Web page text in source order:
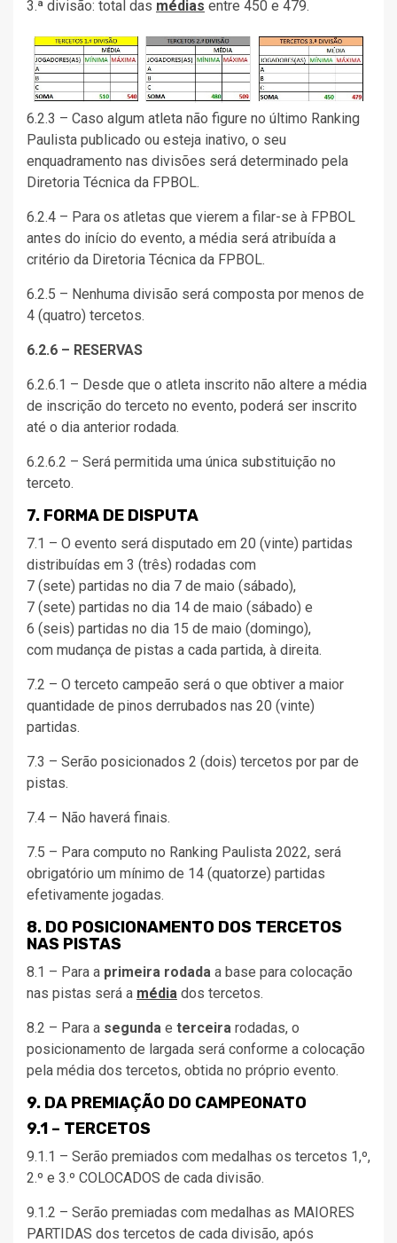
3.ª divisão: total das médias entre 450 e 479.
6.2.3 – Caso algum atleta não figure no último Ranking
Paulista publicado ou esteja inativo, o seu
enquadramento nas divisões será determinado pela
Diretoria Técnica da FPBOL.
6.2.4 – Para os atletas que vierem a filar-se à FPBOL
antes do início do evento, a média será atribuída a
critério da Diretoria Técnica da FPBOL.
6.2.5 – Nenhuma divisão será composta por menos de
4 (quatro) tercetos.
6.2.6 – RESERVAS
6.2.6.1 – Desde que o atleta inscrito não altere a média
de inscrição do terceto no evento, poderá ser inscrito
até o dia anterior rodada.
6.2.6.2 – Será permitida uma única substituição no
terceto.
7. FORMA DE DISPUTA
7.1 – O evento será disputado em 20 (vinte) partidas
distribuídas em 3 (três) rodadas com
7 (sete) partidas no dia 7 de maio (sábado),
7 (sete) partidas no dia 14 de maio (sábado) e
6 (seis) partidas no dia 15 de maio (domingo),
com mudança de pistas a cada partida, à direita.
7.2 – O terceto campeão será o que obtiver a maior
quantidade de pinos derrubados nas 20 (vinte)
partidas.
7.3 – Serão posicionados 2 (dois) tercetos por par de
pistas.
7.4 – Não haverá finais.
7.5 – Para computo no Ranking Paulista 2022, será
obrigatório um mínimo de 14 (quatorze) partidas
efetivamente jogadas.
8. DO POSICIONAMENTO DOS TERCETOS
NAS PISTAS
8.1 – Para a primeira rodada a base para colocação
nas pistas será a média dos tercetos.
8.2 – Para a segunda e terceira rodadas, o
posicionamento de largada será conforme a colocação
pela média dos tercetos, obtida no próprio evento.
9. DA PREMIAÇÃO DO CAMPEONATO
9.1 – TERCETOS
9.1.1 – Serão premiados com medalhas os tercetos 1,º,
2.º e 3.º COLOCADOS de cada divisão.
9.1.2 – Serão premiadas com medalhas as MAIORES
PARTIDAS dos tercetos de cada divisão, após